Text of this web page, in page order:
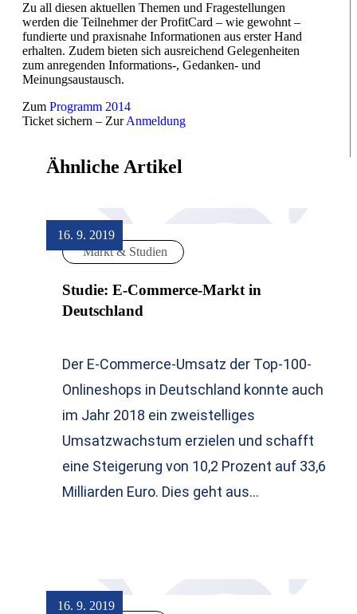
Zu all diesen aktuellen Themen und Fragestellungen
werden die Teilnehmer der ProfitCard – wie gewohnt –
fundierte und praxisnahe Informationen aus erster Hand
erhalten. Zudem bieten sich ausreichend Gelegenheiten
zum anregenden Informations-, Gedanken- und
Meinungsaustausch.
Zum Programm 2014
Ticket sichern – ZurAnmeldung
Ähnliche Artikel
16. 9. 2019
Markt & Studien
Studie: E-Commerce-Markt in
Deutschland
Der E-Commerce-Umsatz der Top-100-
Onlineshops in Deutschland konnte auch
im Jahr 2018 ein zweistelliges
Umsatzwachstum erzielen und schafft
eine Steigerung von 10,2 Prozent auf 33,6
Milliarden Euro. Dies geht aus…
16. 9. 2019